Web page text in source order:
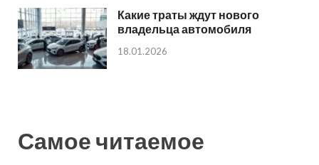
Какие траты ждут нового
владельца автомобиля
18.01.2026
Самое читаемое